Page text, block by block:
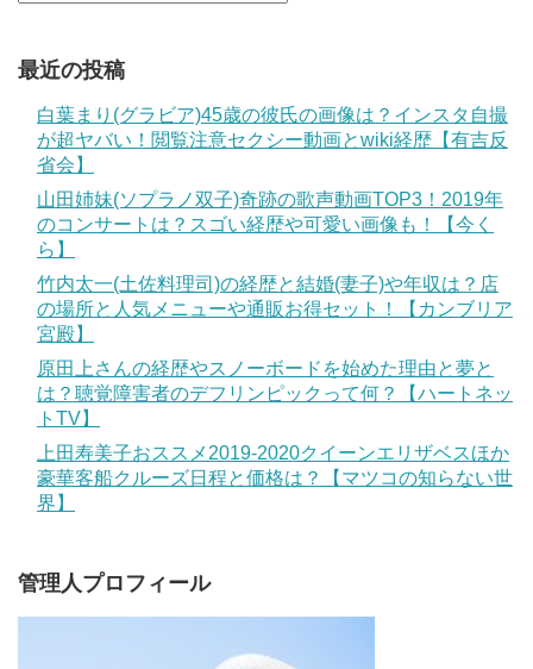
最近の投稿
白葉まり(グラビア)45歳の彼氏の画像は？インスタ自撮
が超ヤバい！閲覧注意セクシー動画とwiki経歴【有吉反
省会】
山田姉妹(ソプラノ双子)奇跡の歌声動画TOP3！2019年
のコンサートは？スゴい経歴や可愛い画像も！【今く
ら】
竹内太一(土佐料理司)の経歴と結婚(妻子)や年収は？店
の場所と人気メニューや通販お得セット！【カンブリア
宮殿】
原田上さんの経歴やスノーボードを始めた理由と夢と
は？聴覚障害者のデフリンピックって何？【ハートネッ
トTV】
上田寿美子おススメ2019-2020クイーンエリザベスほか
豪華客船クルーズ日程と価格は？【マツコの知らない世
界】
管理人プロフィール